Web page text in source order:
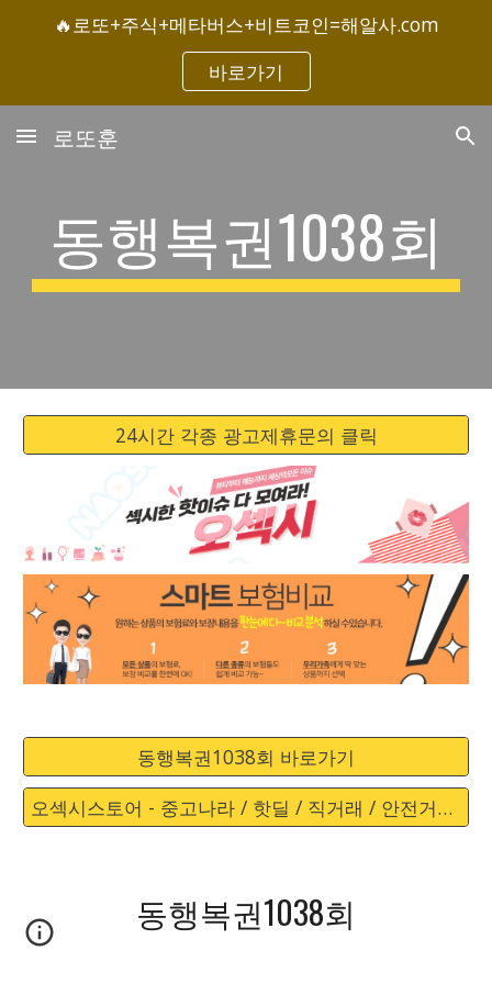
Skip to main content Skip to navigation
🔥로또+주식+메타버스+비트코인=해알사.com
바로가기
로또훈
동행복권1038회
24시간 각종 광고제휴문의 클릭
동행복권1038회 바로가기
오섹시스토어 - 중고나라 / 핫딜 / 직거래 / 안전거래 바로가기
동행복권1038회